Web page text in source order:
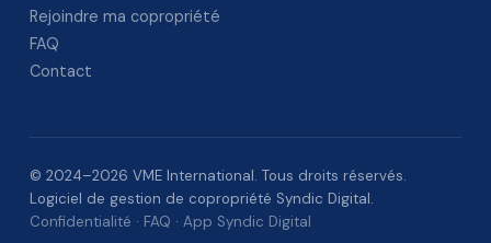
Rejoindre ma copropriété
FAQ
Contact
© 2024–2026 VME International. Tous droits réservés.
Logiciel de gestion de copropriété Syndic Digital.
Confidentialité · FAQ · App Syndic Digital